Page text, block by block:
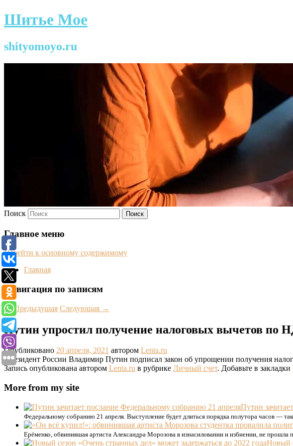
Шитье Мое
shityomoyo.ru
Поиск
Главное меню
Перейти к основному содержимому
Главная
Навигация по записям
←Предыдущая Следующая →
Путин упростил получение налоговых вычетов по
Опубликовано 20 апреля, 2021 автором Lenta.ru
Президент России Владимир Путин подписал закон об упрощении получения
Запись опубликована автором Lenta.ru в рубрике Личный счет. Добавьте в закладки
More from my site
Путин
Федеральному собранию 21 апреля. Выступление будет длиться порядка полутора часов —
Ерёменко, обвинившая артиста Александра Морозова в изнасиловании и избиении, не
Новый